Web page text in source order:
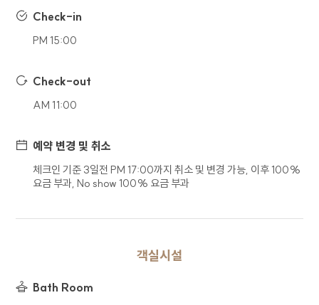
Check-in
PM 15:00
Check-out
AM 11:00
예약 변경 및 취소
체크인 기준 3일전 PM 17:00까지 취소 및 변경 가능, 이후 100%
요금 부과, No show 100% 요금 부과
객실시설
Bath Room
수집한 정보를 이용 목적 외의 목적으로 사용하지
않습니다.
문의
회사는 홈페이지를 통한 이용자의 각 신청서 작성을
통해 개인정보를 수집합니다.
4. 개인정보 보유 및 이용기간
보유하여야 할 필요가 있을 경우 일정기간 보유되며
사유로 제한됩니다.